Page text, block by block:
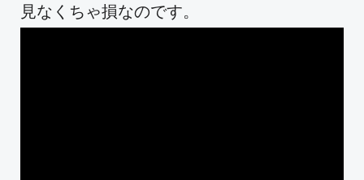
見なくちゃ損なのです。